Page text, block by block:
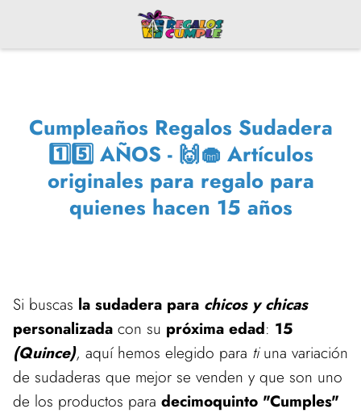
Cumpleaños Regalos Sudadera
1️⃣5️⃣ AÑOS - 🙌🧁 Artículos
originales para regalo para
quienes hacen 15 años
Si buscas la sudadera para chicos y chicas
personalizada con su próxima edad: 15
(Quince), aquí hemos elegido para tiuna variación
de sudaderas que mejor se venden y que son uno
de los productos para decimoquinto "Cumples"